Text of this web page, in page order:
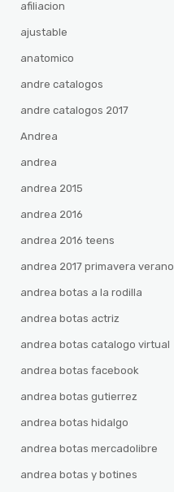
afiliacion
ajustable
anatomico
andre catalogos
andre catalogos 2017
Andrea
andrea
andrea 2015
andrea 2016
andrea 2016 teens
andrea 2017 primavera verano
andrea botas a la rodilla
andrea botas actriz
andrea botas catalogo virtual
andrea botas facebook
andrea botas gutierrez
andrea botas hidalgo
andrea botas mercadolibre
andrea botas y botines